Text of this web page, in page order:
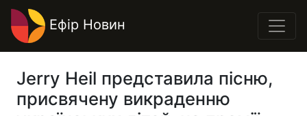
Ефір Новин
Jerry Heil представила пісню,
присвячену викраденню